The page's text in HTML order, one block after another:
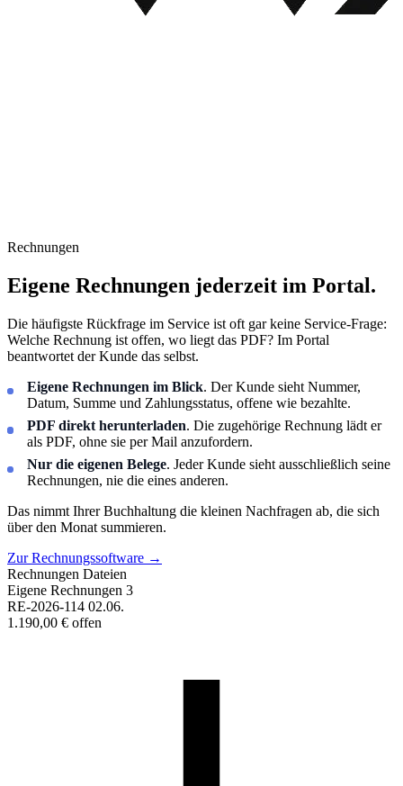
Rechnungen
Eigene Rechnungen jederzeit im Portal.
Die häufigste Rückfrage im Service ist oft gar keine Service-Frage:
Welche Rechnung ist offen, wo liegt das PDF? Im Portal
beantwortet der Kunde das selbst.
Eigene Rechnungen im Blick. Der Kunde sieht Nummer,
Datum, Summe und Zahlungsstatus, offene wie bezahlte.
PDF direkt herunterladen. Die zugehörige Rechnung lädt er
als PDF, ohne sie per Mail anzufordern.
Nur die eigenen Belege. Jeder Kunde sieht ausschließlich seine
Rechnungen, nie die eines anderen.
Das nimmt Ihrer Buchhaltung die kleinen Nachfragen ab, die sich
über den Monat summieren.
Zur Rechnungssoftware →
Rechnungen Dateien
Eigene Rechnungen 3
RE-2026-114 02.06.
1.190,00 € offen